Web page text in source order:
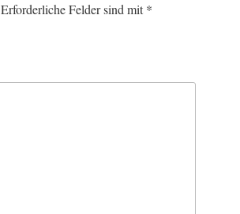
Erforderliche Felder sind mit*